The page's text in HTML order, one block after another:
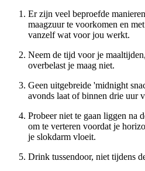
Er zijn veel beproefde
maagzuur te voorkomen en
vanzelf wat voor jou werkt.
Neem de tijd voor je
overbelast je maag niet.
Geen uitgebreide 'midnight
avonds laat of binnen drie uur
Probeer niet te gaan liggen na
om te verteren voordat je
je slokdarm vloeit.
Drink tussendoor, niet tijdens